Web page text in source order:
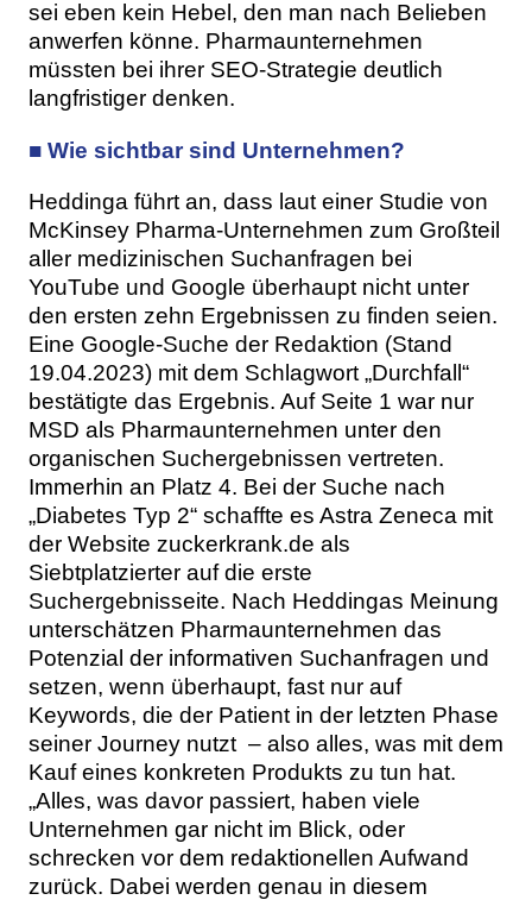
sei eben kein Hebel, den man nach Belieben
anwerfen könne. Pharmaunternehmen
müssten bei ihrer SEO-Strategie deutlich
langfristiger denken.
■ Wie sichtbar sind Unternehmen?
Heddinga führt an, dass laut einer Studie von
McKinsey Pharma-Unternehmen zum Großteil
aller medizinischen Suchanfragen bei
YouTube und Google überhaupt nicht unter
den ersten zehn Ergebnissen zu finden seien.
Eine Google-Suche der Redaktion (Stand
19.04.2023) mit dem Schlagwort „Durchfall“
bestätigte das Ergebnis. Auf Seite 1 war nur
MSD als Pharmaunternehmen unter den
organischen Suchergebnissen vertreten.
Immerhin an Platz 4. Bei der Suche nach
„Diabetes Typ 2“ schaffte es Astra Zeneca mit
der Website zuckerkrank.de als
Siebtplatzierter auf die erste
Suchergebnisseite. Nach Heddingas Meinung
unterschätzen Pharmaunternehmen das
Potenzial der informativen Suchanfragen und
setzen, wenn überhaupt, fast nur auf
Keywords, die der Patient in der letzten Phase
seiner Journey nutzt – also alles, was mit dem
Kauf eines konkreten Produkts zu tun hat.
„Alles, was davor passiert, haben viele
Unternehmen gar nicht im Blick, oder
schrecken vor dem redaktionellen Aufwand
zurück. Dabei werden genau in diesem